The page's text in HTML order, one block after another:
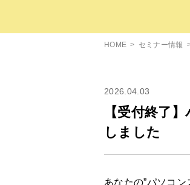
HOME セミナー情報
2026.04.03
【受付終了
しました
あなたの”パソコン